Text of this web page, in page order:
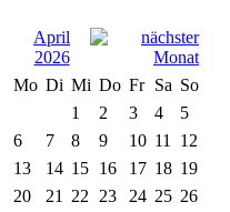
April
2026
Mo Di Mi Do Fr Sa So
1
2 3 4
5
6
7 8 9 10 11
12
13
14 15 16 17 18 19
20
21 22 23 24 25 26